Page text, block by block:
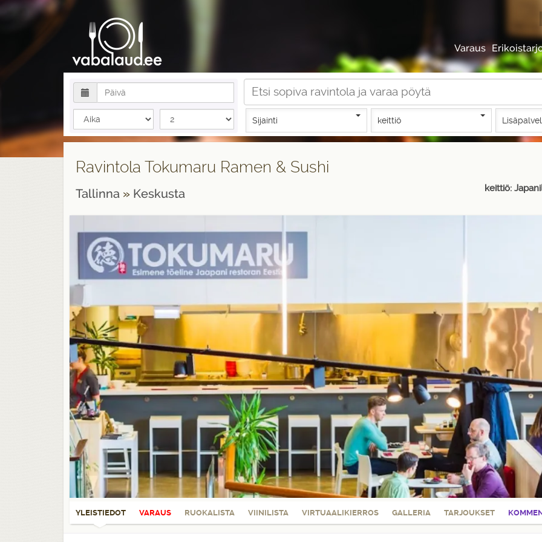
Varaus
Sijainti keittiö
Ravintola Tokumaru Ramen & Sushi
Tallinna » Keskusta keittiö:
YLEISTIEDOT VARAUS RUOKALISTA VIINILISTA VIRTUAALIKIERROS GALLERIA TARJOUKSET